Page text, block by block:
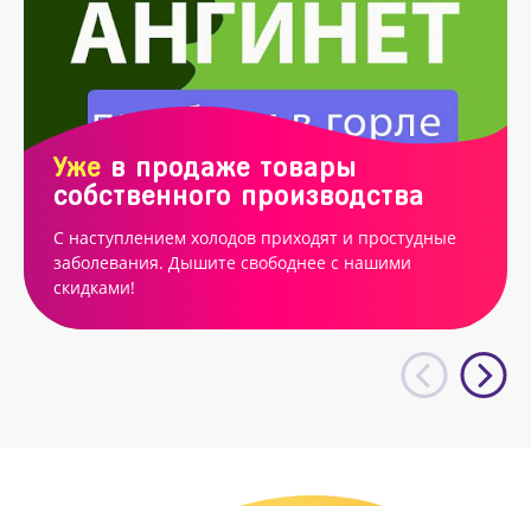
Уже в продаже товары
собственного производства
С наступлением холодов приходят и простудные
заболевания. Дышите свободнее с нашими
скидками!